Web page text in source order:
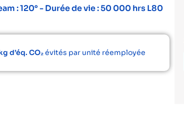
: 120° - Durée de vie : 50 000 hrs L80
d’éq. CO₂évités par unité réemployée